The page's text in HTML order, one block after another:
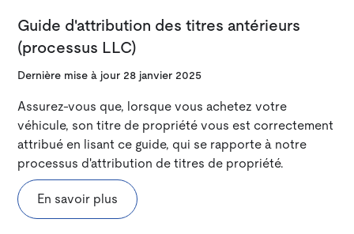
Guide d'attribution des titres antérieurs
(processus LLC)
Dernière mise à jour 28 janvier 2025
Assurez-vous que, lorsque vous achetez votre
véhicule, son titre de propriété vous est correctement
attribué en lisant ce guide, qui se rapporte à notre
processus d'attribution de titres de propriété.
En savoir plus